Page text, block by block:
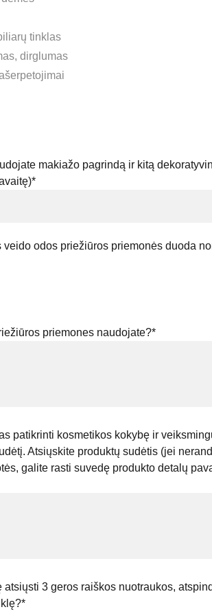
tinklas
dirglumas
makiažo pagrindą ir kitą
veido odos priežiūros priemonės duoda
priemones naudojate?*
patikrinti kosmetikos kokybę ir
Atsiųskite produktų sudėtis (jei
galite rasti suvedę produkto detalų
atsiųsti 3 geros raiškos nuotraukos,